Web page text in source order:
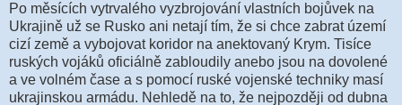
Po měsících vytrvalého vyzbrojování vlastních bojůvek na
Ukrajině už se Rusko ani netají tím, že si chce zabrat území
cizí země a vybojovat koridor na anektovaný Krym. Tisíce
ruských vojáků oficiálně zabloudily anebo jsou na dovolené
a ve volném čase a s pomocí ruské vojenské techniky masí
ukrajinskou armádu. Nehledě na to, že nejpozději od dubna